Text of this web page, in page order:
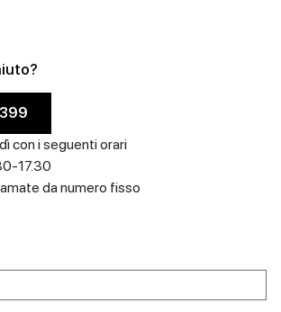
con i seguenti orari
17.30
da numero fisso